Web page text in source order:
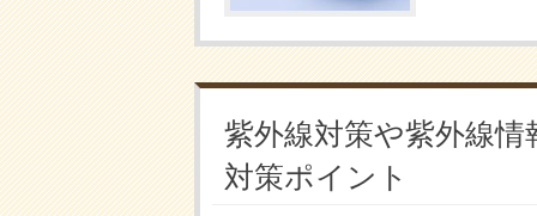
紫外線対策や紫外線
対策ポイント